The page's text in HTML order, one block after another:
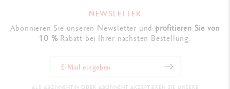
NEWSLETTER
Abonnieren Sie unseren Newsletter undprofitieren Sie von
10 %Rabatt bei Ihrer nächsten Bestellung.
ALS ABONNENTIN ODER ABONNENT AKZEPTIEREN SIE UNSERE